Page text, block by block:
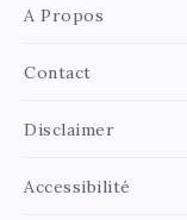
A Propos
Contact
Disclaimer
Accessibilité